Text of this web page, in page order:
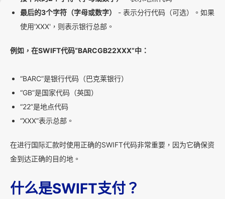
最后的3个字符（字母或数字）
- 表示分行代码（可选）。如果
使用'XXX'，则表示银行总部。
例如，在SWIFT代码“BARCGB22XXX”中：
“BARC”是银行代码（巴克莱银行）
“GB”是国家代码（英国）
“22”是地点代码
“XXX”表示总部。
在进行国际汇款时使用正确的SWIFT代码非常重要，因为它确保资
金到达正确的目的地。
什么是SWIFT支付？